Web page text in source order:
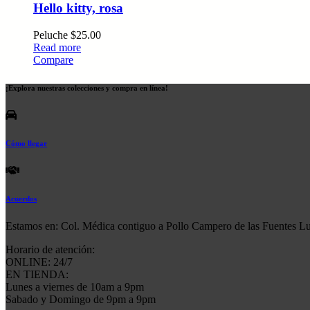
Hello kitty, rosa
Peluche $25.00
Read more
Compare
¡Explora nuestras colecciones y compra en línea!
Cómo llegar
Acuerdos
Estamos en: Col. Médica contiguo a Pollo Campero de las Fuentes
Horario de atención:
ONLINE: 24/7
EN TIENDA:
Lunes a viernes de 10am a 9pm
Sabado y Domingo de 9pm a 9pm